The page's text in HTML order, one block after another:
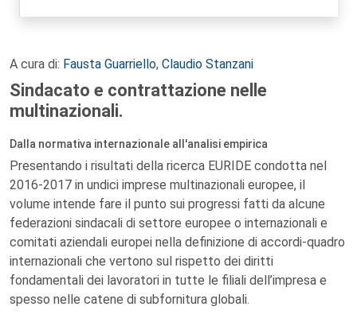
A cura di: Fausta Guarriello, Claudio Stanzani
Sindacato e contrattazione nelle
multinazionali.
Dalla normativa internazionale all'analisi empirica
Presentando i risultati della ricerca EURIDE condotta nel
2016-2017 in undici imprese multinazionali europee, il
volume intende fare il punto sui progressi fatti da alcune
federazioni sindacali di settore europee o internazionali e
comitati aziendali europei nella definizione di accordi-quadro
internazionali che vertono sul rispetto dei diritti
fondamentali dei lavoratori in tutte le filiali dell’impresa e
spesso nelle catene di subfornitura globali.